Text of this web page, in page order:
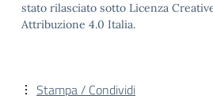
stato rilasciato sotto Licenza
Attribuzione 4.0 Italia.
Stampa / Condividi